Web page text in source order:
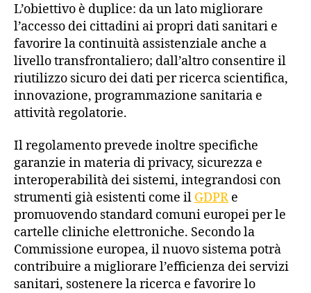
L’obiettivo è duplice: da un lato migliorare
l’accesso dei cittadini ai propri dati sanitari e
favorire la continuità assistenziale anche a
livello transfrontaliero; dall’altro consentire il
riutilizzo sicuro dei dati per ricerca scientifica,
innovazione, programmazione sanitaria e
attività regolatorie.
Il regolamento prevede inoltre specifiche
garanzie in materia di privacy, sicurezza e
interoperabilità dei sistemi, integrandosi con
strumenti già esistenti come il GDPR e
promuovendo standard comuni europei per le
cartelle cliniche elettroniche. Secondo la
Commissione europea, il nuovo sistema potrà
contribuire a migliorare l’efficienza dei servizi
sanitari, sostenere la ricerca e favorire lo